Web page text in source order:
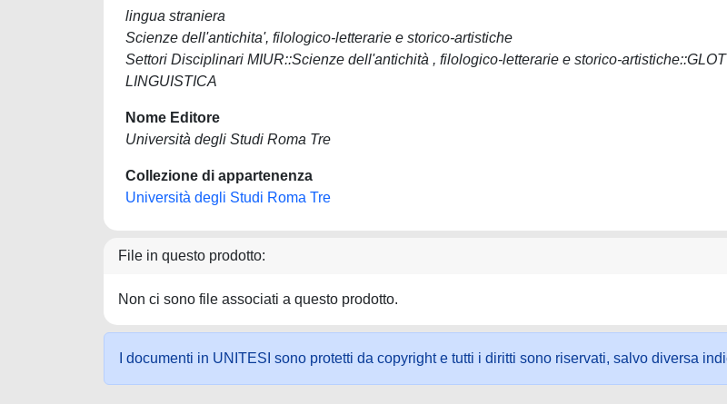
lingua straniera
Scienze dell'antichita', filologico-letterarie e storico-artistiche
Settori Disciplinari MIUR::Scienze dell'antichità , filologico-letterarie e storico-
LINGUISTICA
Nome Editore
Università degli Studi Roma Tre
Collezione di appartenenza
Università degli Studi Roma Tre
File in questo prodotto:
Non ci sono file associati a questo prodotto.
I documenti in UNITESI sono protetti da copyright e tutti i diritti sono riservati, salvo diversa